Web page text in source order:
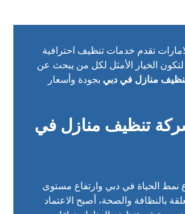
تقدم خدمات تنظيف احترافية
لتكون الخيار الأمثل لكل من يبحث عن
منازل في دبي بجودة وأسعار
تنظيف منازل في
الحياة في دبي وارتفاع مستوى
بالنظافة والصحة، أصبح الاعتماد